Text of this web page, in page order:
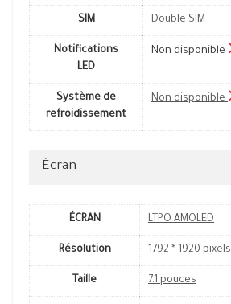
SIM Double SIM
Notifications
LED
Non disponible
Système de
refroidissement
Non disponible
Écran
ÉCRAN LTPO AMOLED
Résolution 1792 * 1920 pixels
Taille 7.1 pouces